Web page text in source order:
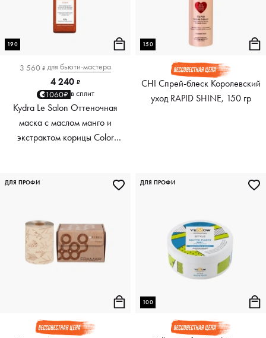
190
3 560 ₽ для бьюти-мастера
4 240 ₽
1060₽ в сплит
Kydra Le Salon Оттеночная
маска с маслом манго и
экстрактом корицы Color
150
CHI Спрей-блеск Королевский
уход RAPID SHINE, 150 гр
ДЛЯ ПРОФИ
100
ДЛЯ ПРОФИ